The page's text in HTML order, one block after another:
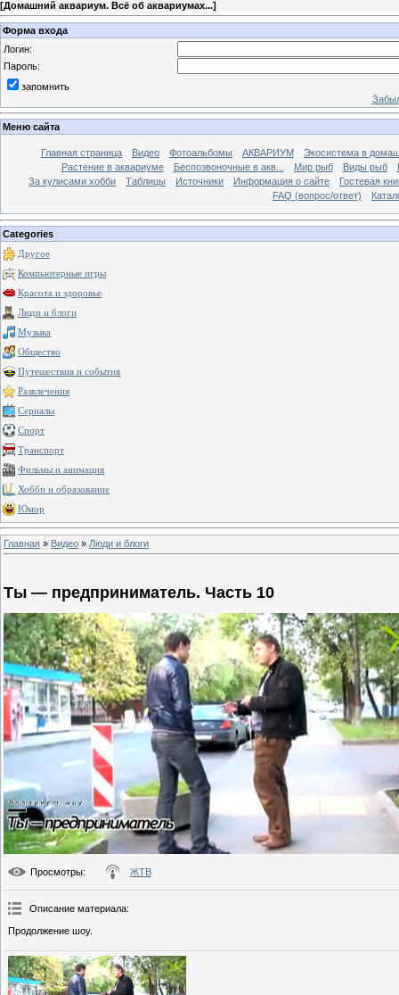
[Домашний аквариум. Всё об аквариумах...]
Форма входа
Логин:
Пароль:
запомнить
Меню сайта
Главная страница Видео Фотоальбомы АКВАРИУМ
Экосистема в
Растение в аквариуме
Беспозвоночные в акв... Мир рыб Виды рыб
За кулисами хобби
Таблицы Источники Информация о сайте
Гостевая
FAQ (вопрос/ответ)
Categories
Другое
Компьютерные игры
Красота и здоровье
Люди и блоги
Музыка
Общество
Путешествия и события
Развлечения
Сериалы
Спорт
Транспорт
Фильмы и анимация
Хобби и образование
Юмор
Главная » Видео » Люди и блоги
Ты — предприниматель. Часть 10
Просмотры: ЖТВ
Описание материала:
Продолжение шоу.